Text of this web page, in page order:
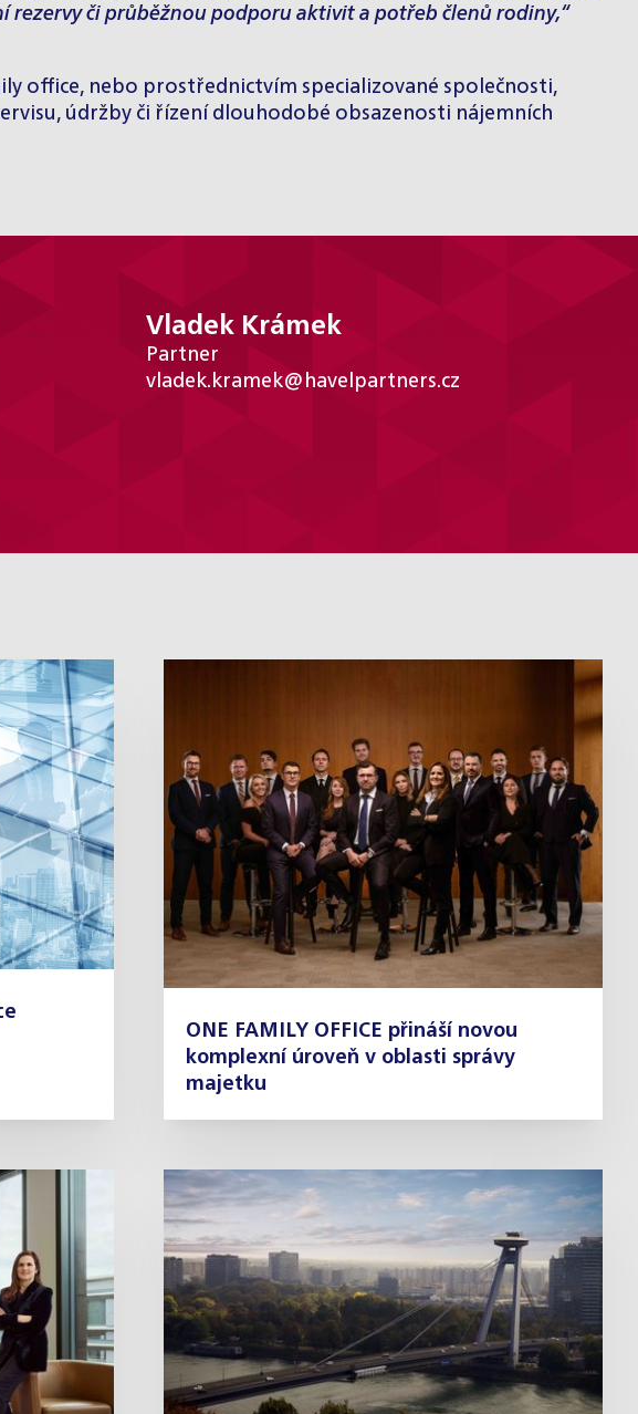
či průběžnou podporu aktivit a potřeb členů rodiny,“
office, nebo prostřednictvím specializované společnosti,
údržby či řízení dlouhodobé obsazenosti nájemních
Vladek Krámek
Partner
vladek.kramek@havelpartners.cz
ONE FAMILY OFFICE přináší novou
komplexní úroveň v oblasti správy
majetku